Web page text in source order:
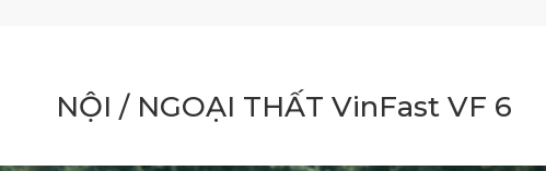
NỘI / NGOẠI THẤT VinFast VF 6